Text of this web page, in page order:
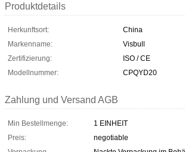
Produktdetails
Herkunftsort:
China
Markenname:
Visbull
Zertifizierung:
ISO / CE
Modellnummer:
CPQYD20
Zahlung und Versand AGB
Min Bestellmenge:
1 EINHEIT
Preis:
negotiable